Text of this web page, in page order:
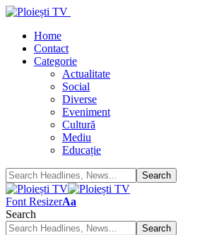
Home
Contact
Categorie
Actualitate
Social
Diverse
Eveniment
Cultură
Mediu
Educație
Font ResizerAa
Search